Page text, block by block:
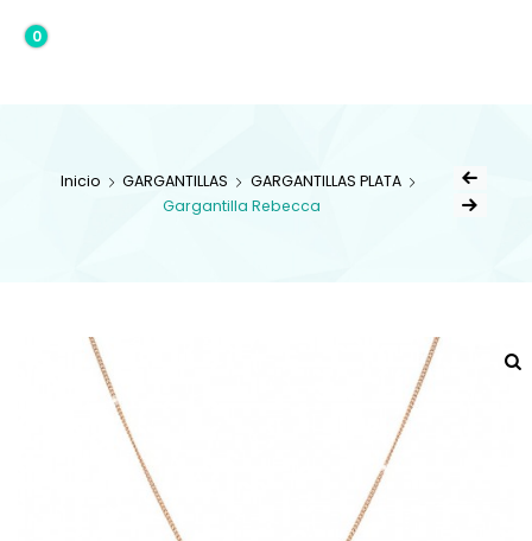
0,00€
0
Inicio GARGANTILLAS
GARGANTILLAS PLATA
Gargantilla Rebecca